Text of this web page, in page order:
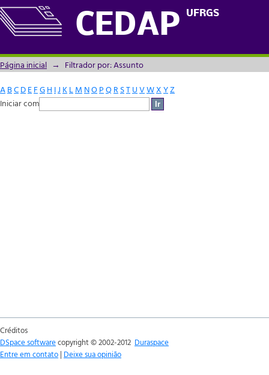
CEDAP UFRGS
Filtrador por: Assunto
Página inicial → Filtrador por: Assunto
ABCDEFGH IJ KLM NOPQRSTUVWXYZ
Iniciar com
Créditos
DSpace softwarecopyright © 2002-2012 Duraspace
Entre em contato | Deixe sua opinião